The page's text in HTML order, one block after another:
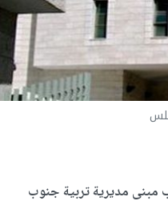
مبنى مديرية تربية جنوب